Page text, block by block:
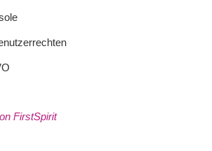
FirstSpirit